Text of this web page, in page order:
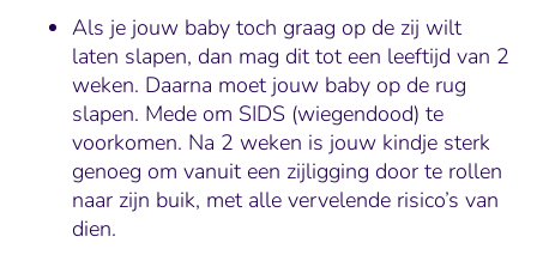
Als je jouw baby toch graag op de zij wilt
laten slapen, dan mag dit tot een leeftijd van 2
weken. Daarna moet jouw baby op de rug
slapen. Mede om SIDS (wiegendood) te
voorkomen. Na 2 weken is jouw kindje sterk
genoeg om vanuit een zijligging door te rollen
naar zijn buik, met alle vervelende risico’s van
dien.